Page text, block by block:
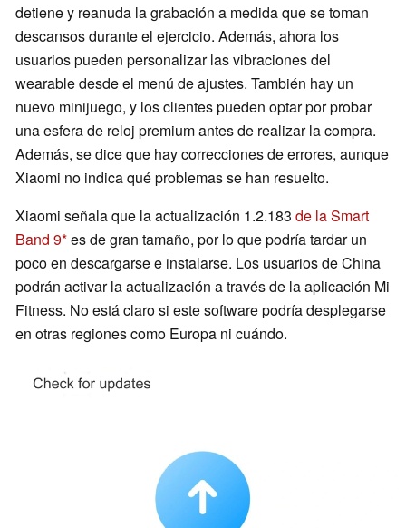
detiene y reanuda la grabación a medida que se toman
descansos durante el ejercicio. Además, ahora los
usuarios pueden personalizar las vibraciones del
wearable desde el menú de ajustes. También hay un
nuevo minijuego, y los clientes pueden optar por probar
una esfera de reloj premium antes de realizar la compra.
Además, se dice que hay correcciones de errores, aunque
Xiaomi no indica qué problemas se han resuelto.
Xiaomi señala que la actualización 1.2.183 de la Smart
Band 9 es de gran tamaño, por lo que podría tardar un
poco en descargarse e instalarse. Los usuarios de China
podrán activar la actualización a través de la aplicación Mi
Fitness. No está claro si este software podría desplegarse
en otras regiones como Europa ni cuándo.